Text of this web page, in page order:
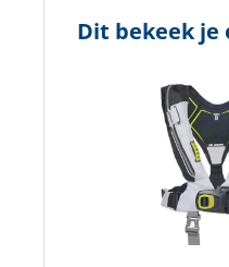
Dit bekeek je